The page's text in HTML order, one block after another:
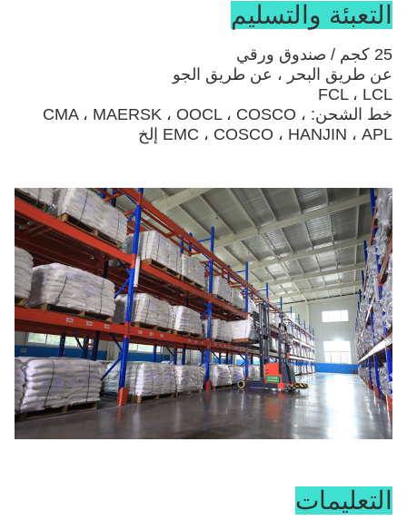
التعبئة والتسليم
25 كجم / صندوق ورقي
عن طريق البحر ، عن طريق الجو
FCL ، LCL
خط الشحن: CMA ، MAERSK ، OOCL ، COSCO ،
EMC ، COSCO ، HANJIN ، APL إلخ
التعليمات